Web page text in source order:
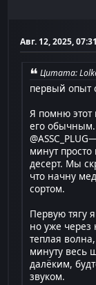
Авг. 12, 2025, 07:31
Цитата:
первый опыт
Я помню этот
его
минут просто
десерт. Мы
что начну
сортом.
Первую тягу
но уже через
теплая
минуту весь
далёким,
звуком.